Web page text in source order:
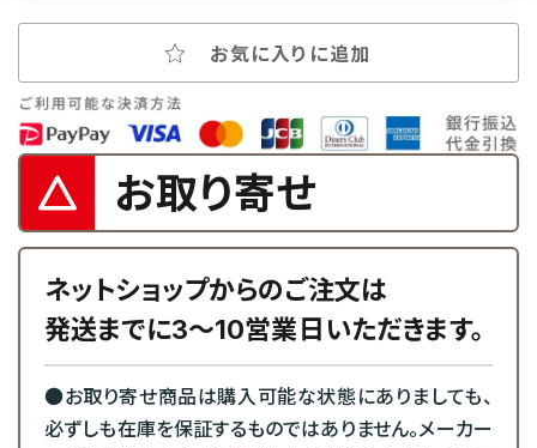
お気に入りに追加
お取り寄せ
ネットショップからのご注文は
発送までに3～10営業日いただきます。
●お取り寄せ商品は購入可能な状態にありましても、
必ずしも在庫を保証するものではありません。メーカー